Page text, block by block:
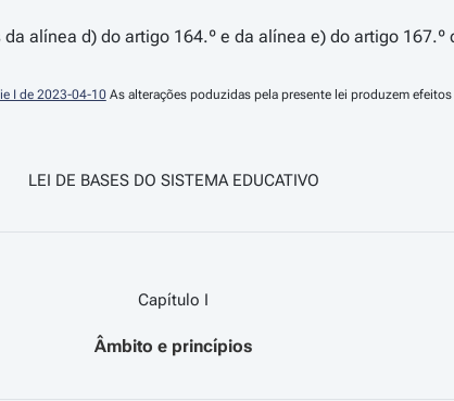
alínea d) do artigo 164.º e da alínea e) do artigo
I de 2023-04-10 As alterações poduzidas pela presente lei produzem
LEI DE BASES DO SISTEMA EDUCATIVO
Capítulo I
Âmbito e princípios